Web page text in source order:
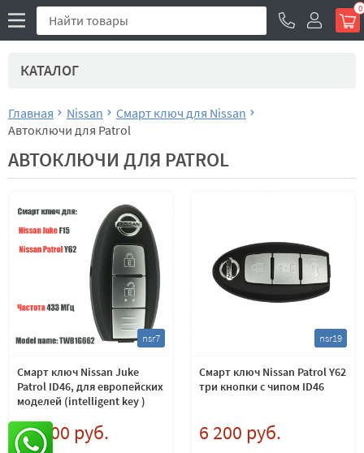
0
КАТАЛОГ
Главная Nissan
Смарт ключ для Nissan
Автоключи для Patrol
АВТОКЛЮЧИ ДЛЯ PATROL
nsr7
Смарт ключ Nissan Juke
Patrol ID46, для европейских
моделей (intelligent key )
12 000 руб.
nsr19
Смарт ключ Nissan Patrol Y62
три кнопки с чипом ID46
6 200 руб.